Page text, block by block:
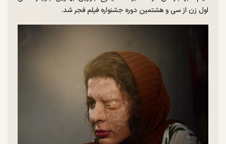
اول زن از سی و هشتمین دوره جشنواره فیلم فجر شد.